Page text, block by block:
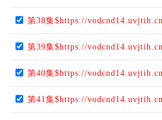
第38集$https://
第39集$https://
第40集$https://
第41集$https://